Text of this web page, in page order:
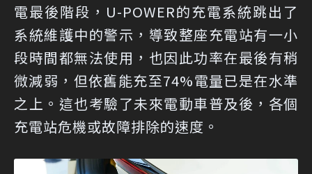
電最後階段，U-POWER的充電系統跳出了
系統維護中的警示，導致整座充電站有一小
段時間都無法使用，也因此功率在最後有稍
微減弱，但依舊能充至74%電量已是在水準
之上。這也考驗了未來電動車普及後，各個
充電站危機或故障排除的速度。